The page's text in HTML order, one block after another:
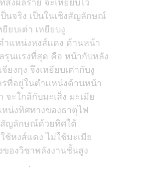
นจริง เป็นในเชิงสัญลักษณ์
ยียบเต่า เหยียบงู
ำแหน่งหงส์แดง ด้านหน้า
รุนแรงที่สุด คือ หน้ากับหลัง
จียงกุง จึงเหยียบเต่ากับงู
รที่อยู่ในตำแหน่งด้านหน้า
จะใกล้กับมะเส็ง มะเมีย
หน่งทิศทางของธาตุไฟ
ญลักษณ์ด้วยทิศใต้
ช้หงส์แดง ไม่ใช้มะเมีย
ของวิชาพลังงานชั้นสูง
.